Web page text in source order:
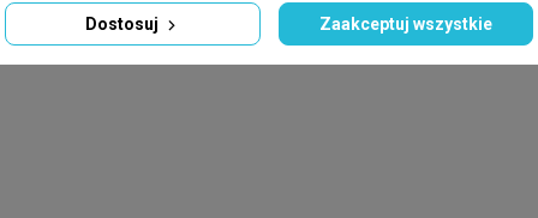
Dostosuj Zaakceptuj wszystkie